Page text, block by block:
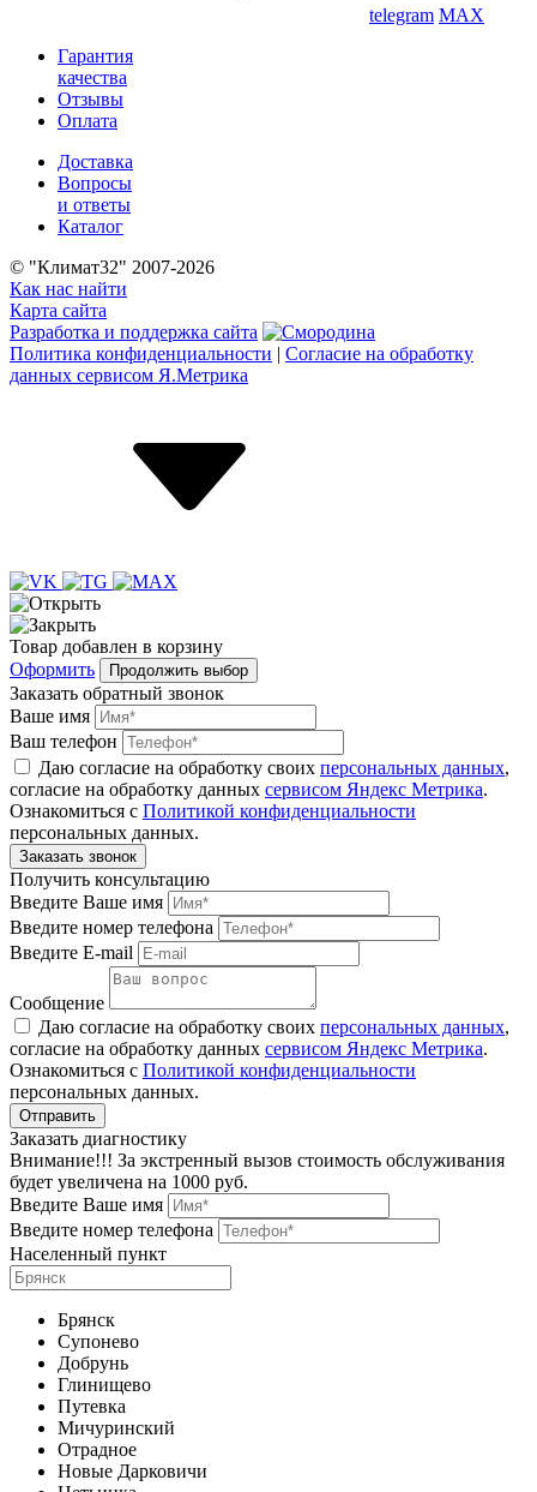
telegram MAX
Гарантия
качества
Отзывы
Оплата
Доставка
Вопросы
и ответы
Каталог
© "Климат32" 2007-2026
Как нас найти
Карта сайта
Разработка и поддержка сайта
Политика конфиденциальности | Согласие на обработку
данных сервисом Я.Метрика
Товар добавлен в корзину
Оформить
Продолжить выбор
Заказать обратный звонок
Ваше имя
Ваш телефон
Даю согласие на обработку своих персональных данных,
согласие на обработку данных сервисом Яндекс Метрика.
Ознакомиться с Политикой конфиденциальности
персональных данных.
Получить консультацию
Введите Ваше имя
Введите номер телефона
Введите E-mail
Сообщение
Даю согласие на обработку своих персональных данных,
согласие на обработку данных сервисом Яндекс Метрика.
Ознакомиться с Политикой конфиденциальности
персональных данных.
Заказать диагностику
Внимание!!! За экстренный вызов стоимость обслуживания
будет увеличена на 1000 руб.
Введите Ваше имя
Введите номер телефона
Населенный пункт
Брянск
Супонево
Добрунь
Глинищево
Путевка
Мичуринский
Отрадное
Новые Дарковичи